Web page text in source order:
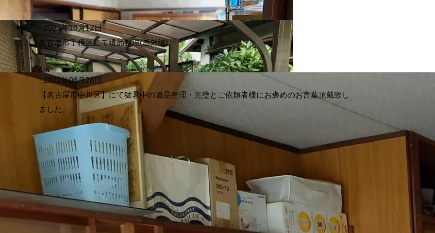
2021年10月12日
名古屋市千種区にて遺品整理(屋外編)
2022年06月28日
【名古屋市中川区】にて猛暑中の遺品整理・完璧とご依頼者様にお褒めのお言葉頂戴致し
ました。
家財整理、ゴミ屋敷化した室内整理
に関するご相談やご質問は、
までお気軽にお問合せください。